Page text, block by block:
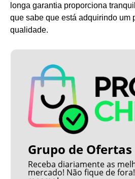
longa garantia proporciona
que sabe que está adquirindo um
qualidade.
Grupo de Ofertas
Receba diariamente as
mercado! Não fique de